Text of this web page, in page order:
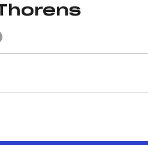
Altitude départ :